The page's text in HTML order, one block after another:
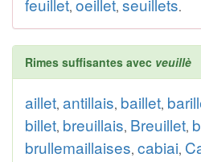
feuillet, oeillet, seuillets.
Rimes suffisantes avec veuillè
aillet, antillais, baillet,
billet, breuillais, Breuillet,
brullemaillaises, cabiai,